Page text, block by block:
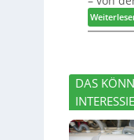
DAS